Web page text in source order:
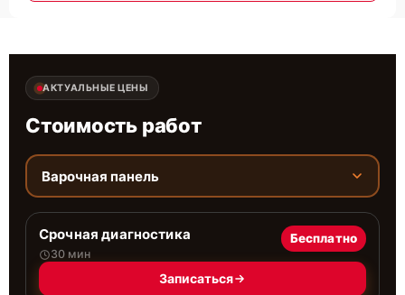
АКТУАЛЬНЫЕ ЦЕНЫ
Стоимость работ
Варочная панель
Срочная диагностика
30 мин
Бесплатно
Записаться